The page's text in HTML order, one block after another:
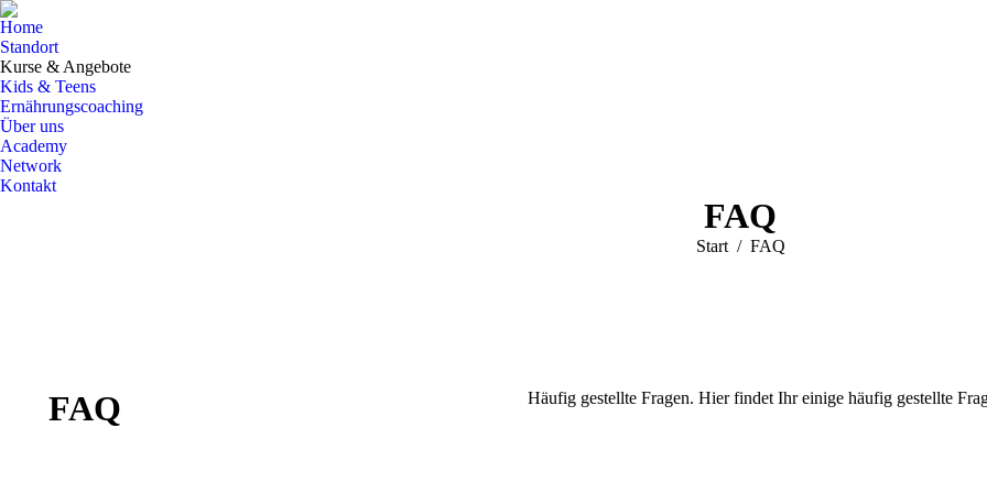
Home
Standort
Kurse & Angebote
Kids & Teens
Ernährungscoaching
Über uns
Academy
Network
Kontakt
FAQ
Sie befinden sich
Start FAQ
FAQ Häufig gestellte Fragen. Hier findet Ihr einige häufig gestellte